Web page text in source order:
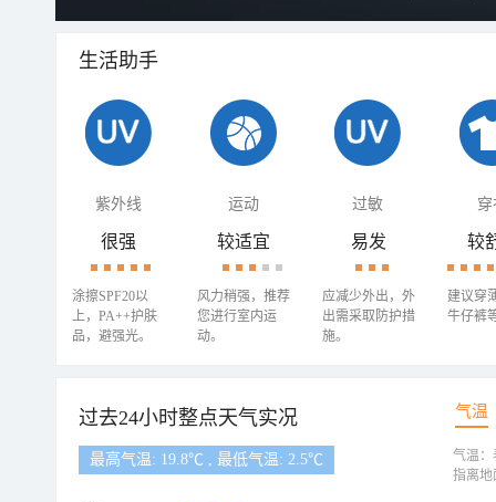
生活助手
紫外线 运动 过敏 穿
很强
涂擦SPF20以
上，PA++护肤
品，避强光。
较适宜
风力稍强，推荐
您进行室内运
动。
易发
应减少外出，外
出需采取防护措
施。
较
建议穿
牛仔裤
过去24小时整点天气实况 气温
最高气温: 19.8℃ , 最低气温: 2.5℃
气温：
指离地